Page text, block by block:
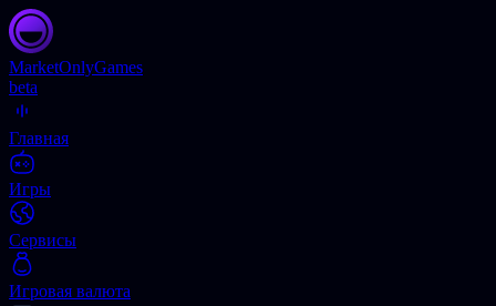
MarketOnlyGames
beta
Главная
Игры
Сервисы
Игровая валюта